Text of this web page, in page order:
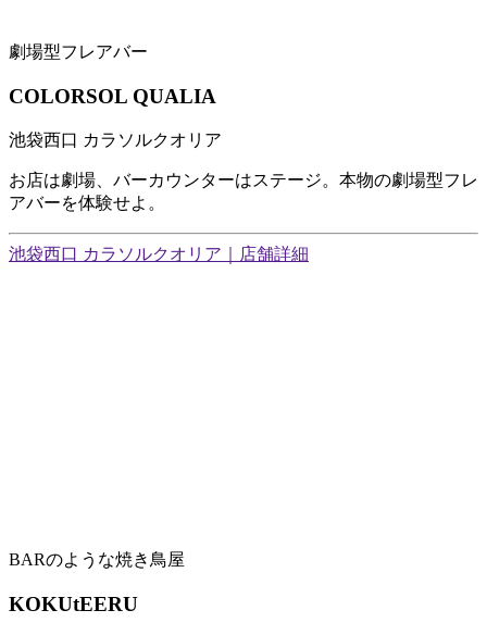
劇場型フレアバー
COLORSOL QUALIA
池袋西口 カラソルクオリア
お店は劇場、バーカウンターはステージ。本物の劇場型フレ
アバーを体験せよ。
池袋西口 カラソルクオリア｜店舗詳細
BARのような焼き鳥屋
KOKUtEERU